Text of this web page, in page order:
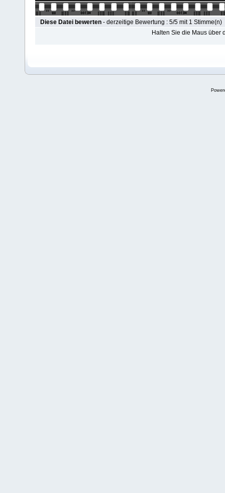
Diese Datei bewerten - derzeitige Bewertung : 5/5 mit 1 Stimme(n)
Halten Sie die Maus über